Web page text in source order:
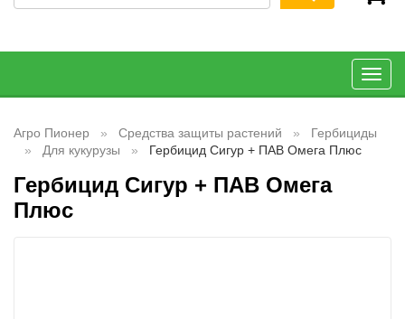
Агро Пионер Средства защиты растений
Гербициды
Для кукурузы
Гербицид Сигур + ПАВ Омега Плюс
Гербицид Сигур + ПАВ Омега
Плюс